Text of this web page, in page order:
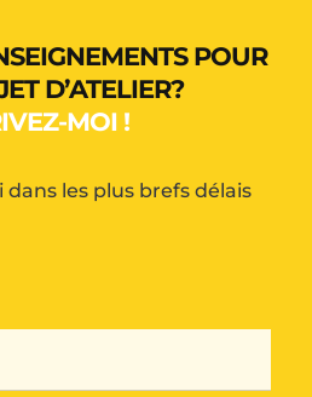
POUR
D’ATELIER?
MOI !
dans les plus brefs délais